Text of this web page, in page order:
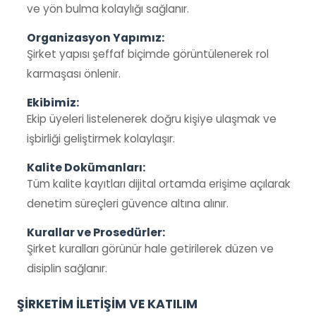
ve yön bulma kolaylığı sağlanır.
Organizasyon Yapımız:
Şirket yapısı şeffaf biçimde görüntülenerek rol
karmaşası önlenir.
Ekibimiz:
Ekip üyeleri listelenerek doğru kişiye ulaşmak ve
işbirliği geliştirmek kolaylaşır.
Kalite Dokümanları:
Tüm kalite kayıtları dijital ortamda erişime açılarak
denetim süreçleri güvence altına alınır.
Kurallar ve Prosedürler:
Şirket kuralları görünür hale getirilerek düzen ve
disiplin sağlanır.
ŞİRKETİM İLETİŞİM VE KATILIM